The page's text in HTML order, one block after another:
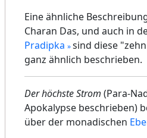
Eine ähnliche
Charan Das, und auch in
Pradipka
sind diese
ganz ähnlich beschrieben.
Der höchste Strom (Para-
Apokalypse beschrieben)
über der monadischen